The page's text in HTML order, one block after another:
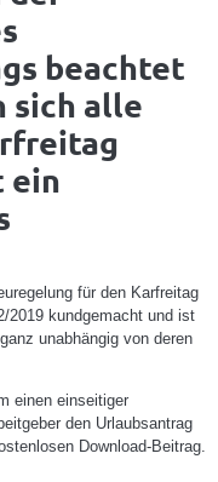
beachtet
sich alle
ein
für den Karfreitag
2019 kundgemacht und ist
unabhängig von deren
einen einseitiger
den Urlaubsantrag
Download-Beitrag.